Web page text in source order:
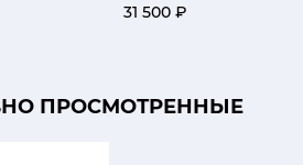
31 500 ₽
ПРОСМОТРЕННЫЕ